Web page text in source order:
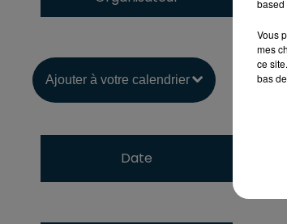
Ajouter à votre calendrier
Date
based
Vous
mes
ce
bas